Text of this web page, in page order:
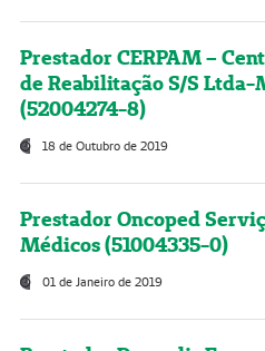
Prestador CERPAM –
de Reabilitação S/S Ltda-
(52004274-8)
18 de Outubro de 2019
Prestador Oncoped
Médicos (51004335-0)
01 de Janeiro de 2019